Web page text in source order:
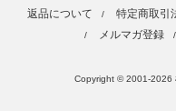
返品について / 特定商取引
/ メルマガ登録 /
Copyright © 2001-2026